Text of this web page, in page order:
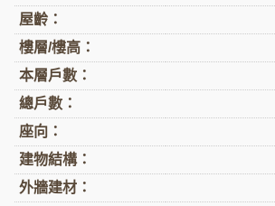
屋齡：
樓層/樓高：
本層戶數：
總戶數：
座向：
建物結構：
外牆建材：